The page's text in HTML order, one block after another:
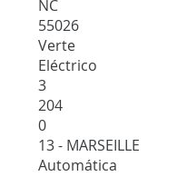
NC
55026
Verte
Eléctrico
3
204
0
13 - MARSEILLE
Automática